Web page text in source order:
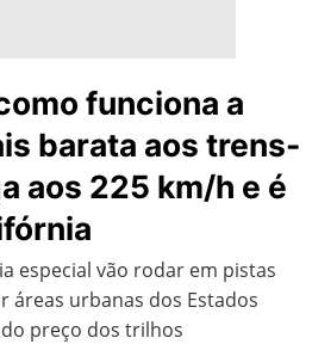
funciona a
barata aos trens-
aos 225 km/h e é
especial vão rodar em pistas
áreas urbanas dos Estados
preço dos trilhos